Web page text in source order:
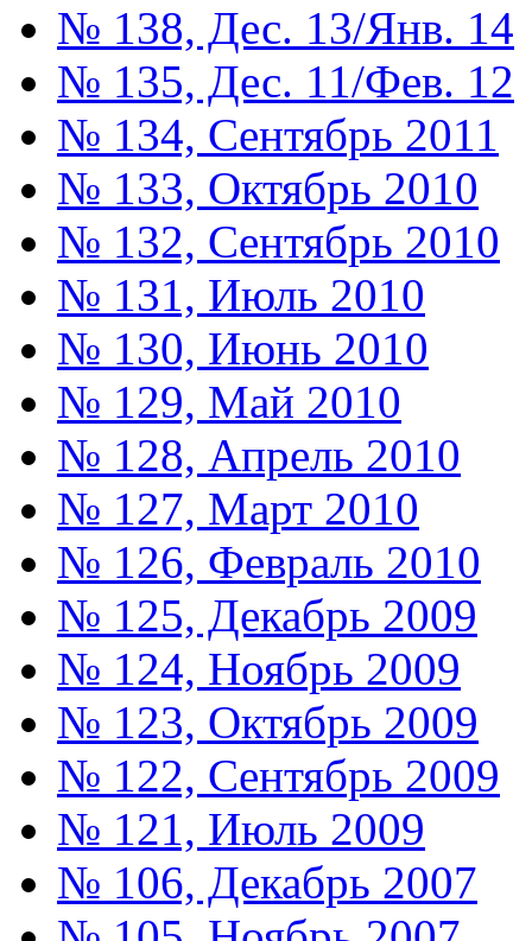
№ 138, Дес. 13/Янв. 14
№ 135, Дес. 11/Фев. 12
№ 134, Сентябрь 2011
№ 133, Октябрь 2010
№ 132, Сентябрь 2010
№ 131, Июль 2010
№ 130, Июнь 2010
№ 129, Май 2010
№ 128, Апрель 2010
№ 127, Март 2010
№ 126, Февраль 2010
№ 125, Декабрь 2009
№ 124, Ноябрь 2009
№ 123, Октябрь 2009
№ 122, Сентябрь 2009
№ 121, Июль 2009
№ 106, Декабрь 2007